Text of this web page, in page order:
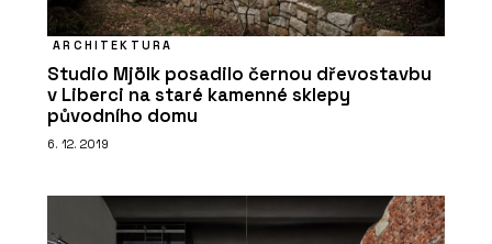
ARCHITEKTURA
Studio Mjölk posadilo černou dřevostavbu
v Liberci na staré kamenné sklepy
původního domu
6. 12. 2019